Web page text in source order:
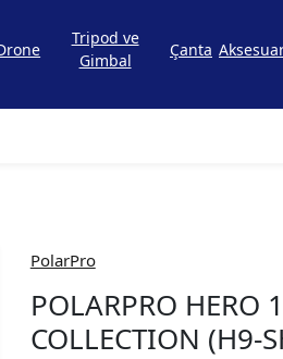
Tripod ve
Gimbal
Çanta
PolarPro
POLARPRO HERO
COLLECTION (H9-